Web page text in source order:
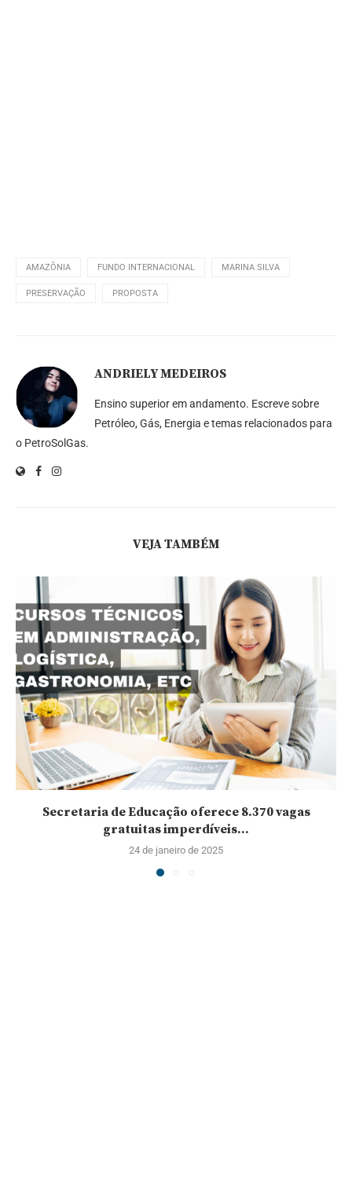
AMAZÔNIA FUNDO INTERNACIONAL MARINA SILVA
PRESERVAÇÃO PROPOSTA
ANDRIELY MEDEIROS
Ensino superior em andamento. Escreve sobre
Petróleo, Gás, Energia e temas relacionados para
o PetroSolGas.
VEJA TAMBÉM
Secretaria de Educação oferece 8.370 vagas
gratuitas imperdíveis...
24 de janeiro de 2025